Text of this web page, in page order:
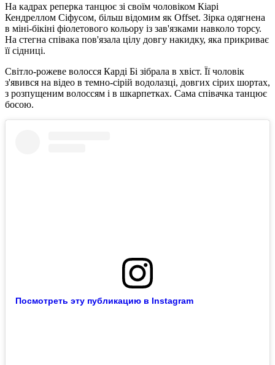
На кадрах реперка танцює зі своїм чоловіком Кіарі
Кендреллом Сіфусом, більш відомим як Offset. Зірка одягнена
в міні-бікіні фіолетового кольору із зав'язками навколо торсу.
На стегна співака пов'язала цілу довгу накидку, яка прикриває
її сідниці.
Світло-рожеве волосся Карді Бі зібрала в хвіст. Її чоловік
з'явився на відео в темно-сірій водолазці, довгих сірих шортах,
з розпущеним волоссям і в шкарпетках. Сама співачка танцює
босою.
Посмотреть эту публикацию в Instagram